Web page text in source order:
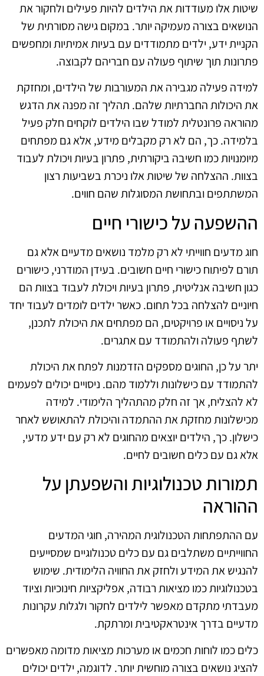
שיטות אלו מעודדות את הילדים להיות פעילים ולחקור את
הנושאים בצורה מעמיקה יותר. במקום גישה מסורתית של
הקניית ידע, ילדים מתמודדים עם בעיות אמיתיות ומחפשים
פתרונות תוך שיתוף פעולה עם חבריהם לקבוצה.
למידה פעילה מגבירה את המעורבות של הילדים, ומחזקת
את היכולות החברתיות שלהם. תהליך זה מפנה את הדגש
מהוראה פרונטלית למודל שבו הילדים לוקחים חלק פעיל
בלמידה. כך, הם לא רק מקבלים מידע, אלא גם מפתחים
מיומנויות כמו חשיבה ביקורתית, פתרון בעיות ויכולת לעבוד
בצוות. ההצלחה של שיטות אלו ניכרת בשביעות רצון
המשתתפים ובתחושת המסוגלות שהם חווים.
ההשפעה על כישורי חיים
חוג מדעים חווייתי לא רק מלמד נושאים מדעיים אלא גם
תורם לפיתוח כישורי חיים חשובים. בעידן המודרני, כישורים
כגון חשיבה אנליטית, פתרון בעיות ויכולת לעבוד בצוות הם
חיוניים להצלחה בכל תחום. כאשר ילדים לומדים לעבוד יחד
על ניסויים או פרויקטים, הם מפתחים את היכולת לתכנן,
לשתף פעולה ולהתמודד עם אתגרים.
יתר על כן, החוגים מספקים הזדמנות לפתח את היכולת
להתמודד עם כישלונות וללמוד מהם. ניסויים יכולים לפעמים
לא להצליח, אך זה חלק מהתהליך הלימודי. למידה
מכישלונות מחזקת את ההתמדה והיכולת להתאושש לאחר
כישלון. כך, הילדים יוצאים מהחוגים לא רק עם ידע מדעי,
אלא גם עם כלים חשובים לחיים.
תמורות טכנולוגיות והשפעתן על
ההוראה
עם ההתפתחות הטכנולוגית המהירה, חוגי המדעים
החווייתיים משתלבים גם עם כלים טכנולוגיים שמסייעים
להנגיש את המידע ולחזק את החוויה הלימודית. שימוש
בטכנולוגיות כמו מציאות רבודה, אפליקציות חינוכיות וציוד
מעבדתי מתקדם מאפשר לילדים לחקור ולגלות עקרונות
מדעיים בדרך אינטראקטיבית ומרתקת.
כלים כמו לוחות חכמים או מערכות מציאות מדומה מאפשרים
להציג נושאים בצורה מוחשית יותר. לדוגמה, ילדים יכולים